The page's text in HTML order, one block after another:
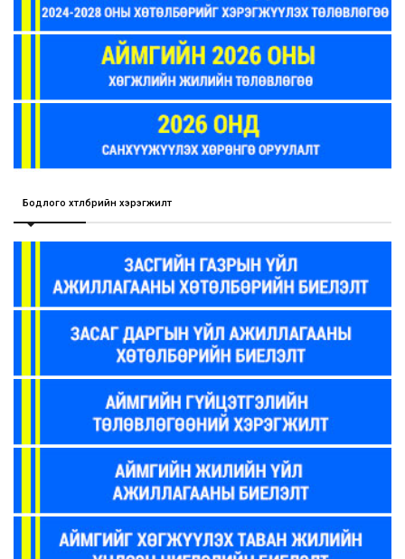
Бодлого хөтөлбөрийн хэрэгжилт